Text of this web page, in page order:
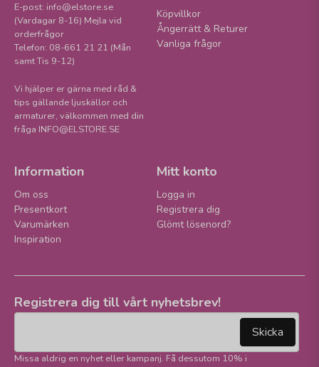
E-post: info@elstore.se
(Vardagar 8-16) Mejla vid
orderfrågor
Telefon: 08-661 21 21 (Mån
samt Tis 9-12)
Vi hjälper er gärna med råd &
tips gällande ljuskällor och
armaturer, välkommen med din
fråga INFO@ELSTORE.SE
Köpvillkor
Ångerrätt & Returer
Vanliga frågor
Information
Om oss
Presentkort
Varumärken
Inspiration
Mitt konto
Logga in
Registrera dig
Glömt lösenord?
Registrera dig till vårt nyhetsbrev!
Skicka
Missa aldrig en nyhet eller kampanj. Få dessutom 10% i